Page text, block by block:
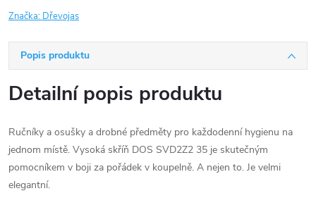
Značka: Dřevojas
Popis produktu
Detailní popis produktu
Ručníky a osušky a drobné předměty pro každodenní hygienu na
jednom místě. Vysoká skříň DOS SVD2Z2 35 je skutečným
pomocníkem v boji za pořádek v koupelně. A nejen to. Je velmi
elegantní.